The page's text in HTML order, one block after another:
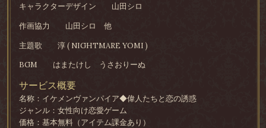
キャラクターデザイン
山田シロ
作画協力
山田シロ 他
主題歌
淳 ( NIGHTMARE YOMI )
BGM
はまたけし うさおりーぬ
サービス概要
名称：イケメンヴァンパイア◆偉人たちと恋の誘惑
ジャンル：女性向け恋愛ゲーム
価格：基本無料（アイテム課金あり）